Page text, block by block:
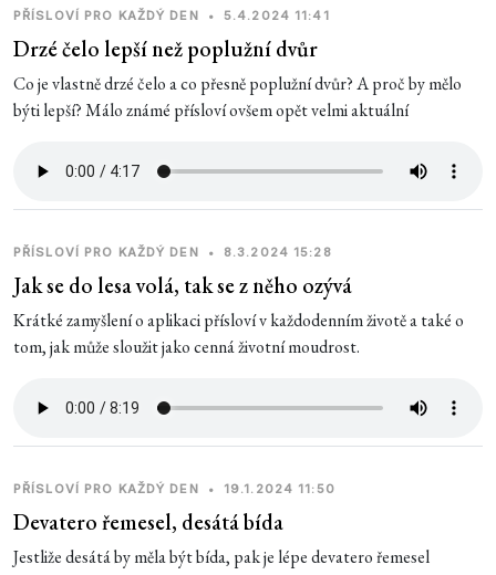
PŘÍSLOVÍ PRO KAŽDÝ DEN • 5.4.2024 11:41
Drzé čelo lepší než poplužní dvůr
Co je vlastně drzé čelo a co přesně poplužní dvůr? A proč by mělo
býti lepší? Málo známé přísloví ovšem opět velmi aktuální
PŘÍSLOVÍ PRO KAŽDÝ DEN • 8.3.2024 15:28
Jak se do lesa volá, tak se z něho ozývá
Krátké zamyšlení o aplikaci přísloví v každodenním životě a také o
tom, jak může sloužit jako cenná životní moudrost.
PŘÍSLOVÍ PRO KAŽDÝ DEN • 19.1.2024 11:50
Devatero řemesel, desátá bída
Jestliže desátá by měla být bída, pak je lépe devatero řemesel